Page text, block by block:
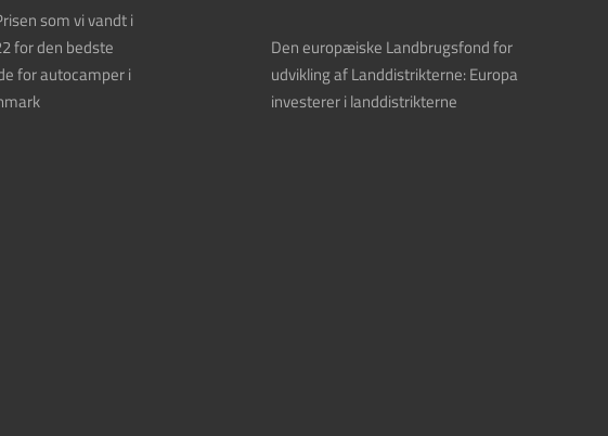
Den europæiske Landbrugsfond for
udvikling af Landdistrikterne: Europa
investerer i landdistrikterne